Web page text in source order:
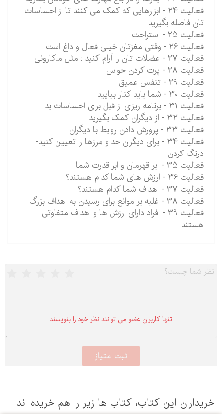
فعالیت 24 - ابزارهایی که کمک می کنند تا از احساسات
تان فاصله بگیرید
فعالیت 25 - استراحت
فعالیت 26 - وقتی مغزتان خیلی فعال و داغ است
فعالیت 27 - عضلات تان را آرام کنید : مثل ماکارونی
فعالیت 28 - پرت کردن حواس
فعالیت 29 - تنفس عمیق
فعالیت 30 - شما باید کنار بیایید
فعالیت 31 - برنامه ریزی از قبل برای احساسات بد
فعالیت 32 - از دیگران کمک بگیرید
فعالیت 33 - پرورش دادن روابط با دیگران
فعالیت 34 - برای دیگران حد و مرزها را تعیین کنید-
درنگ کردن
فعالیت 35 - ابر قهرمان و ابر قدرت شما
فعالیت 36 - ارزش های شما کدام هستند؟
فعالیت 37 - اهداف شما کدام هستند؟
فعالیت 38 - غلبه بر موانع برای رسیدن به اهداف بزرگ
فعالیت 39 - افراد دارای ارزش ها و اهداف متفاوتی
هستند
تنها كاربران عضو می توانند نظر خود را بنویسند
این كتاب، كتاب ها زیر را هم خریده اند